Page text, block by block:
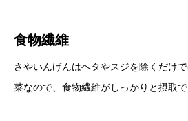
食物繊維
さやいんげんはヘタやスジを除くだけ
菜なので、食物繊維がしっかりと摂取で